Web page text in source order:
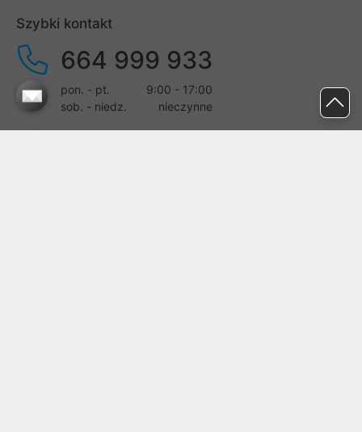
Szybki kontakt
664 999 933
pon. - pt.
9:00 - 17:00
sob. - niedz.
nieczynne